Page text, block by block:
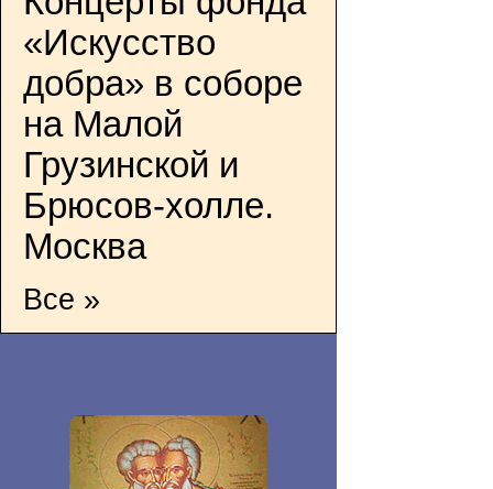
«Искусство
добра» в соборе
на Малой
Грузинской и
Брюсов-холле.
Москва
Все »